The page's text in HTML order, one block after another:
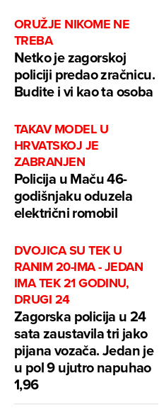
ORUŽJE NIKOME NE
TREBA
Netko je zagorskoj
policiji predao zračnicu.
Budite i vi kao ta osoba
TAKAV MODEL U
HRVATSKOJ JE
ZABRANJEN
Policija u Maču 46-
godišnjaku oduzela
električni romobil
DVOJICA SU TEK U
RANIM 20-IMA - JEDAN
IMA TEK 21 GODINU,
DRUGI 24
Zagorska policija u 24
sata zaustavila tri jako
pijana vozača. Jedan je
u pol 9 ujutro napuhao
1,96